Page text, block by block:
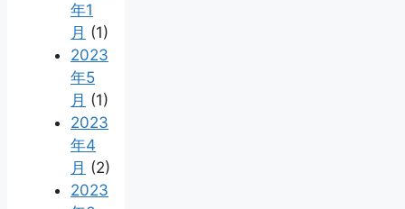
年1
月 (1)
2023
年5
月 (1)
2023
年4
月 (2)
2023